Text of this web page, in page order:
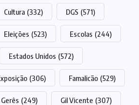
Cultura (332) DGS (571)
Eleições (523) Escolas (244)
Estados Unidos (572)
(306) Famalicão (529)
Gerês (249) Gil Vicente (307)